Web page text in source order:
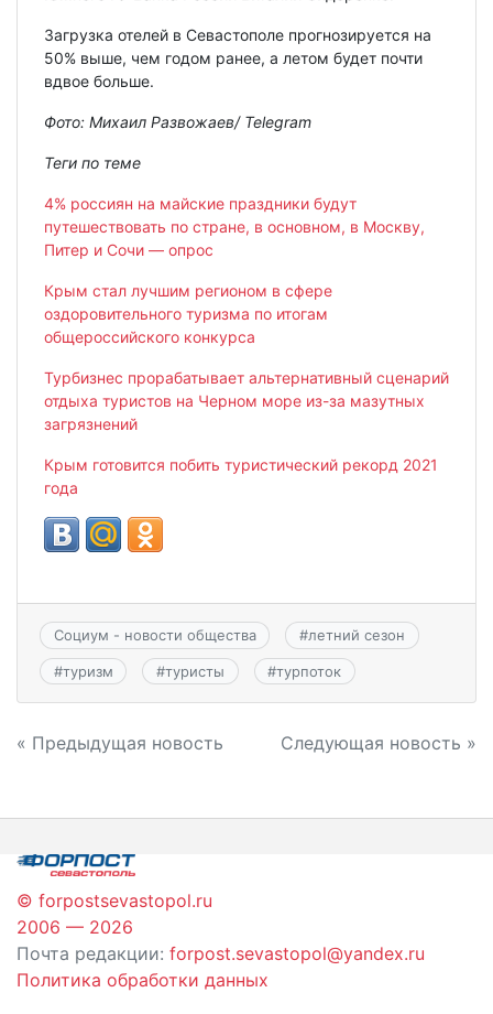
Загрузка отелей в Севастополе прогнозируется на
50% выше, чем годом ранее, а летом будет почти
вдвое больше.
Фото: Михаил Развожаев/ Telegram
Теги по теме
4% россиян на майские праздники будут
путешествовать по стране, в основном, в Москву,
Питер и Сочи — опрос
Крым стал лучшим регионом в сфере
оздоровительного туризма по итогам
общероссийского конкурса
Турбизнес прорабатывает альтернативный сценарий
отдыха туристов на Черном море из-за мазутных
загрязнений
Крым готовится побить туристический рекорд 2021
года
Социум - новости общества #летний сезон
#туризм #туристы #турпоток
Навигация
записям
« Предыдущая новость Следующая новость »
© forpostsevastopol.ru
2006 — 2026
Почта редакции: forpost.sevastopol@yandex.ru
Политика обработки данных